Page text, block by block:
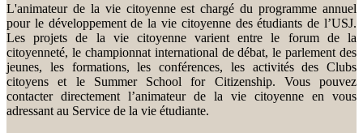
L'animateur de la vie citoyenne est chargé du programme annuel
pour le développement de la vie citoyenne des étudiants de l’USJ.
Les projets de la vie citoyenne varient entre le forum de la
citoyenneté, le championnat international de débat, le parlement des
jeunes, les formations, les conférences, les activités des Clubs
citoyens et le Summer School for Citizenship. Vous pouvez
contacter directement l’animateur de la vie citoyenne en vous
adressant au Service de la vie étudiante.